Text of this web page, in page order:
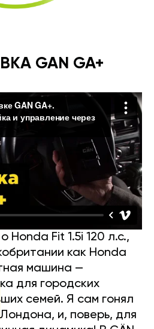
GAN GA+
Honda Fit 1.5i 120 л.с.,
как Honda
машина —
для городских
семей. Я сам гонял
и, поверь, для